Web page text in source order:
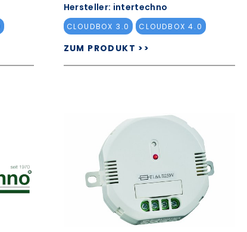
Hersteller: intertechno
CLOUDBOX 3.0 CLOUDBOX 4.0
ZUM PRODUKT >>